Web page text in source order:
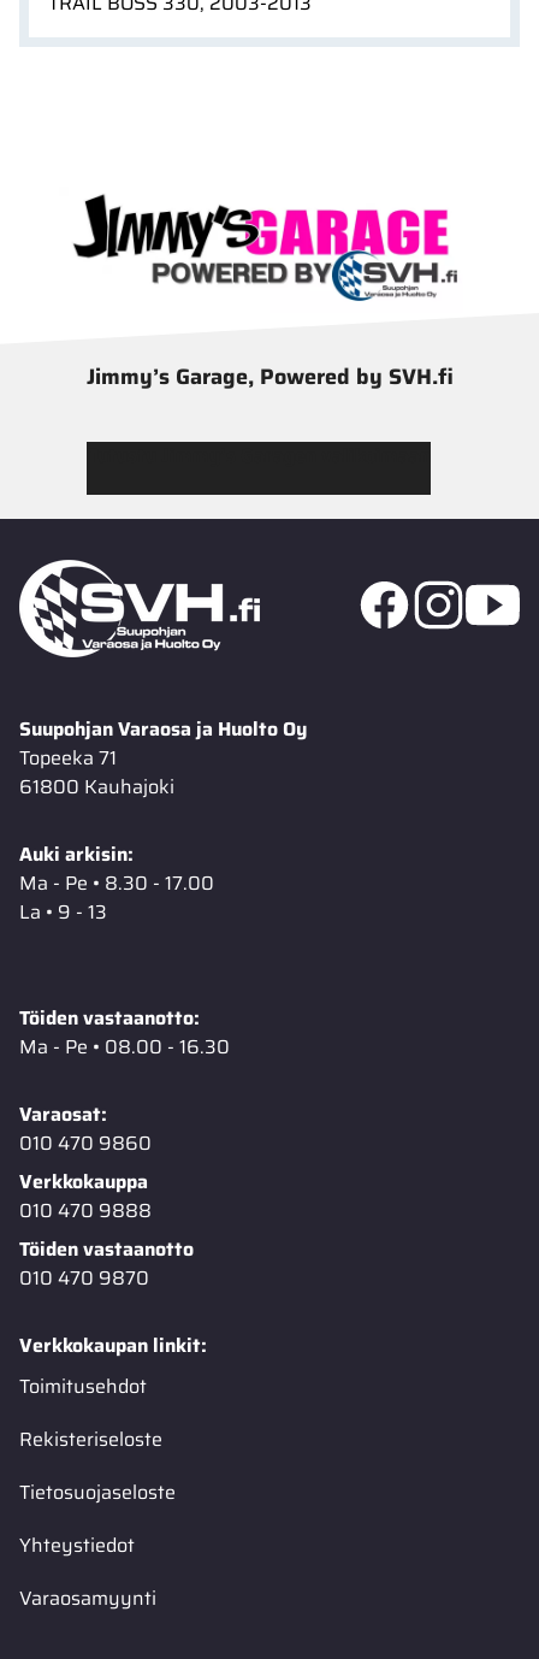
Jimmy’s Garage, Powered by SVH.fi
Suupohjan Varaosa ja Huolto Oy
Topeeka 71
61800 Kauhajoki
Auki arkisin:
Ma - Pe • 8.30 - 17.00
La • 9 - 13
Töiden vastaanotto:
Ma - Pe • 08.00 - 16.30
Varaosat:
010 470 9860
Verkkokauppa
010 470 9888
Töiden vastaanotto
010 470 9870
Verkkokaupan linkit:
Toimitusehdot
Rekisteriseloste
Tietosuojaseloste
Yhteystiedot
Varaosamyynti